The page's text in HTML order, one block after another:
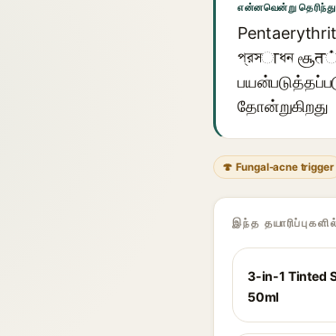
என்னவென்று
প্রসाধন
தோன்றுகிறது
🍄 Fungal-acne trigger
இந்த
3-in-1 Tinted
50ml